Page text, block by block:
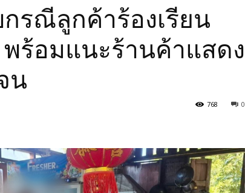
รณีลูกค้าร้องเรียน
ร้อมแนะร้านค้าแสดง
น
0
768